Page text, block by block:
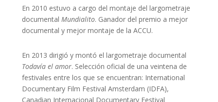
En 2010 estuvo a cargo del montaje del largometraje
documental Mundialito. Ganador del premio a mejor
documental y mejor montaje de la ACCU.
En 2013 dirigió y montó el largometraje documental
Todavía el amor. Selección oficial de una veintena de
festivales entre los que se encuentran: International
Documentary Film Festival Amsterdam (IDFA),
Canadian Internacional Documentary Festival